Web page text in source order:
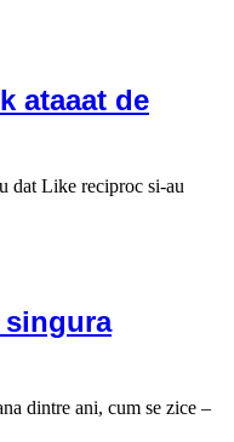
ataaat de
dat Like reciproc si-au
singura
dintre ani, cum se zice –